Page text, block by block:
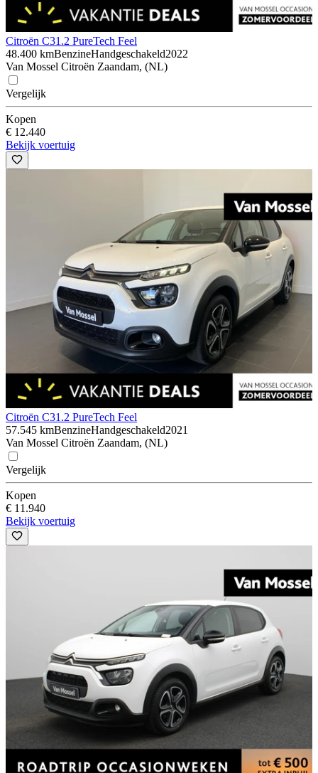
Citroën C31.2 PureTech Feel
48.400 kmBenzineHandgeschakeld2022
Van Mossel Citroën Zaandam, (NL)
Vergelijk
Kopen
€ 12.440
Bekijk voertuig
Citroën C31.2 PureTech Feel
57.545 kmBenzineHandgeschakeld2021
Van Mossel Citroën Zaandam, (NL)
Vergelijk
Kopen
€ 11.940
Bekijk voertuig